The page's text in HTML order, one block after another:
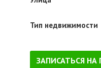
Тип недвижимости
ЗАПИСАТЬСЯ